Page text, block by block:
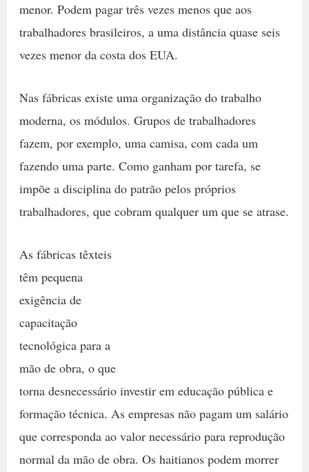
menor. Podem pagar três vezes menos que aos
trabalhadores brasileiros, a uma distância quase seis
vezes menor da costa dos EUA.
Nas fábricas existe uma organização do trabalho
moderna, os módulos. Grupos de trabalhadores
fazem, por exemplo, uma camisa, com cada um
fazendo uma parte. Como ganham por tarefa, se
impõe a disciplina do patrão pelos próprios
trabalhadores, que cobram qualquer um que se atrase.
As fábricas têxteis
têm pequena
exigência de
capacitação
tecnológica para a
mão de obra, o que
torna desnecessário investir em educação pública e
formação técnica. As empresas não pagam um salário
que corresponda ao valor necessário para reprodução
normal da mão de obra. Os haitianos podem morrer